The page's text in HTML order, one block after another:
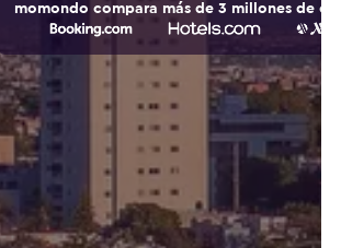
momondo compara más de 3 millones de